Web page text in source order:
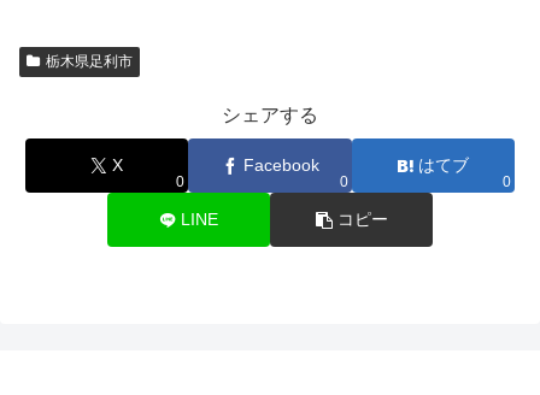
栃木県足利市
シェアする
X
0
Facebook
0
はてブ
0
LINE コピー